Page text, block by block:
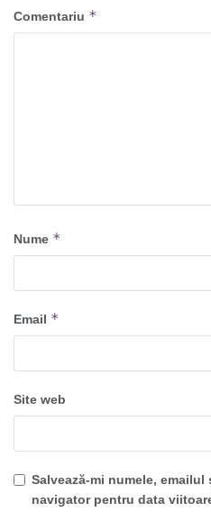
Comentariu *
Nume *
Email *
Site web
Salvează-mi numele,
navigator pentru data